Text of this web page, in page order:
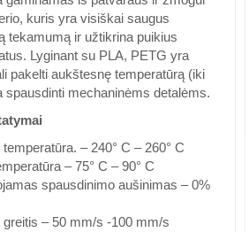
kuris yra visiškai saugus
tekamumą ir užtikrina puikius
Lyginant su PLA, PETG yra
pakelti aukštesnę temperatūrą (iki
spausdinti mechaninėms detalėms.
– 240° C – 260° C
– 75° C – 90° C
spausdinimo aušinimas – 0%
greitis – 50 mm/s -100 mm/s